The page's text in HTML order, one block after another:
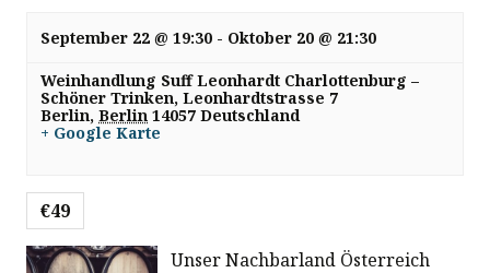
September 22 @ 19:30 - Oktober 20 @ 21:30
Weinhandlung Suff Leonhardt Charlottenburg –
Schöner Trinken,Leonhardtstrasse 7
Berlin, Berlin 14057 Deutschland
+ Google Karte
€49
Unser Nachbarland Österreich